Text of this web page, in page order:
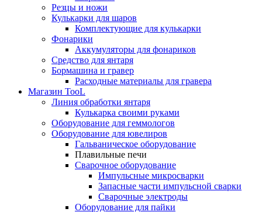
Резцы и ножи
Кулькарки для шаров
Комплектующие для кулькарки
Фонарики
Аккумуляторы для фонариков
Средство для янтаря
Бормашина и гравер
Расходные материалы для гравера
Магазин TooL
Линия обработки янтаря
Кулькарка своими руками
Оборудование для геммологов
Оборудование для ювелиров
Гальваническое оборудование
Плавильные печи
Сварочное оборудование
Импульсные микросварки
Запасные части импульсной сварки
Сварочные электроды
Оборудование для пайки